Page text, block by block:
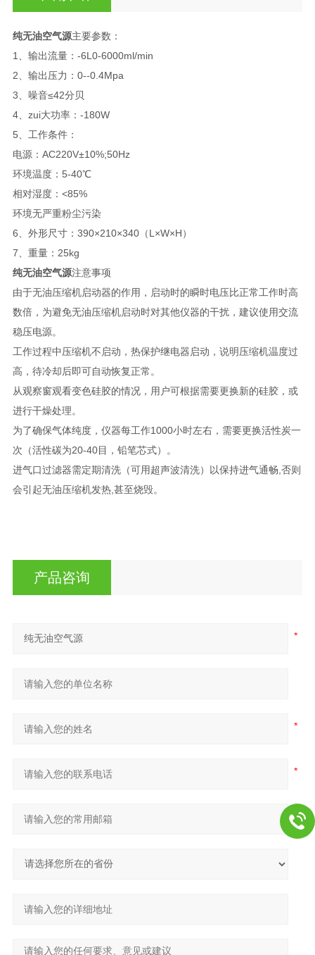
纯无油空气源主要参数：
1、输出流量：-6L0-6000ml/min
2、输出压力：0--0.4Mpa
3、噪音≤42分贝
4、zui大功率：-180W
5、工作条件：
电源：AC220V±10%;50Hz
环境温度：5-40℃
相对湿度：<85%
环境无严重粉尘污染
6、外形尺寸：390×210×340（L×W×H）
7、重量：25kg
纯无油空气源注意事项
由于无油压缩机启动器的作用，启动时的瞬时电压比正常工作时高
数倍，为避免无油压缩机启动时对其他仪器的干扰，建议使用交流
稳压电源。
工作过程中压缩机不启动，热保护继电器启动，说明压缩机温度过
高，待冷却后即可自动恢复正常。
从观察窗观看变色硅胶的情况，用户可根据需要更换新的硅胶，或
进行干燥处理。
为了确保气体纯度，仪器每工作1000小时左右，需要更换活性炭一
次（活性碳为20-40目，铅笔芯式）。
进气口过滤器需定期清洗（可用超声波清洗）以保持进气通畅,否则
会引起无油压缩机发热,甚至烧毁。
产品咨询